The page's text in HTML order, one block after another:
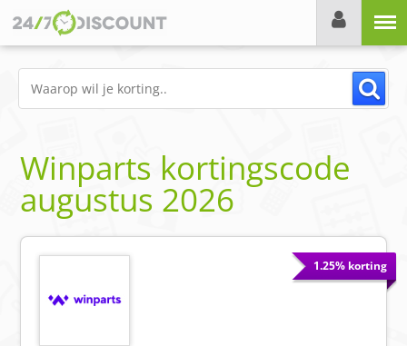
Winparts kortingscode
augustus 2026
1.25% korting